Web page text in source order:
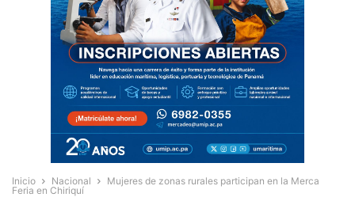
Inicio Nacional
Mujeres de zonas rurales participan en la Merca
Feria en Chiriquí